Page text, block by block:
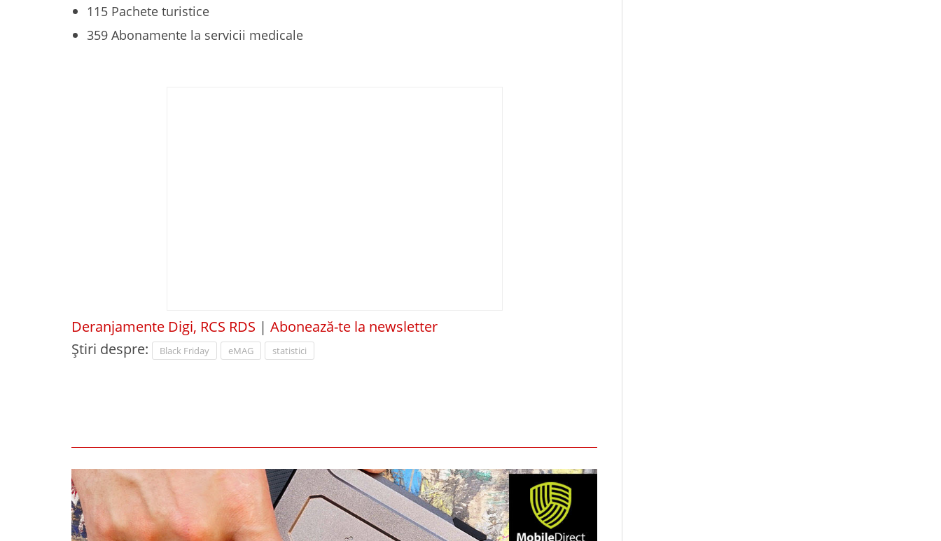
115 Pachete turistice
359 Abonamente la servicii medicale
Deranjamente Digi, RCS RDS | Abonează-te la newsletter
Știri despre:
Black Friday eMAG statistici